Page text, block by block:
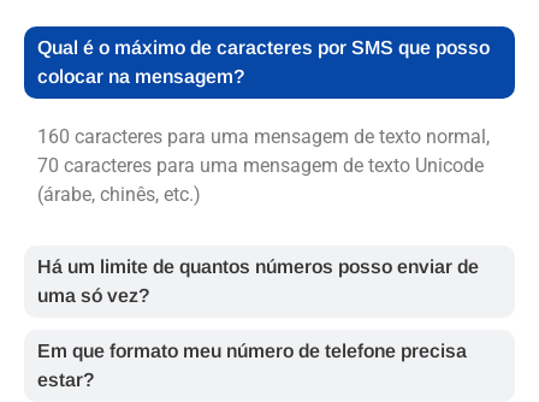
Qual é o máximo de caracteres por SMS que posso
colocar na mensagem?
160 caracteres para uma mensagem de texto normal,
70 caracteres para uma mensagem de texto Unicode
(árabe, chinês, etc.)
Há um limite de quantos números posso enviar de
uma só vez?
Em que formato meu número de telefone precisa
estar?